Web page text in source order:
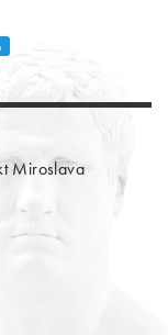
Miroslava